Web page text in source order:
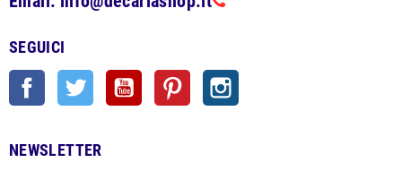
SEGUICI
Facebook Twitter YouTube Pinterest
NEWSLETTER